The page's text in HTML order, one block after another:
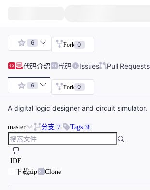
6 Fork 0
代码介绍 代码 Issues Pull Requests
6 Fork 0
A digital logic designer and circuit simulator.
master 分支 7 Tags 38
IDE
下载zip
Clone